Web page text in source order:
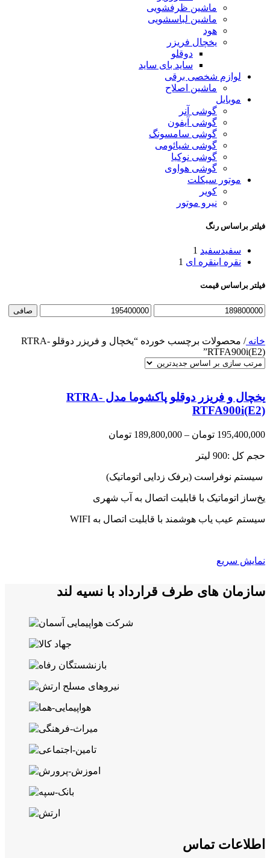
ماشین ظرفشویی
ماشین لباسشویی
هود
یخچال فریزر
دوقلو
ساید بای ساید
لوازم شخصی برقی
ماشین اصلاح
موبایل
گوشی آنر
گوشی آیفون
گوشی سامسونگ
گوشی شیائومی
گوشی نوکیا
گوشی هواوی
موتور سیکلت
کویر
نیرو موتور
فیلتر براساس رنگ
سفیدسفید 1
نقره اینقره ای 1
فیلتر براساس قیمت
حداقل
حداكثر
صافی
خانه/
محصولات برچسب خورده “یخچال و فریزر دوقلو RTRA-
RTFA900i(E2)”
یخچال و فریزر دوقلو پاکشوما مدل RTRA-
RTFA900i(E2)
195,400,000 تومان –
189,800,000 تومان
195,400,000 تومان
حجم کل :900 لیتر
سیستم نوفراست (برفک زدایی اتوماتیک)
یخ‌ساز اتوماتیک با قابلیت اتصال به آب شهری
سیستم عیب یاب هوشمند با قابلیت اتصال به WIFI
نمایش سریع
سازمان های طرف قرارداد با نسیه لند
اطلاعات تماس